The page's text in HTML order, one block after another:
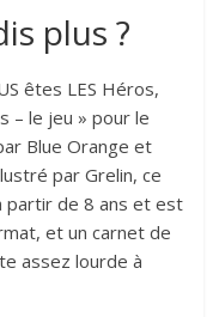
plus ?
êtes LES Héros,
– le jeu » pour le
Blue Orange et
par Grelin, ce
partir de 8 ans et est
et un carnet de
assez lourde à